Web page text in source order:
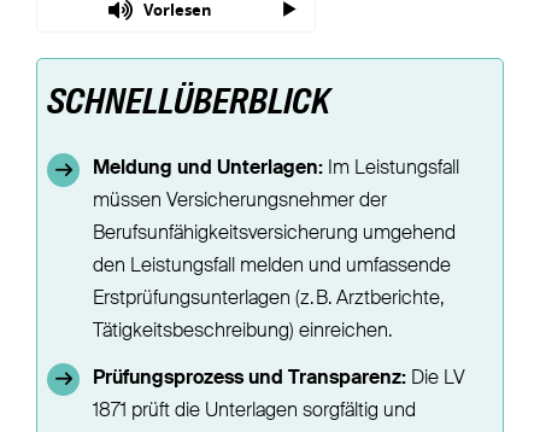
Vorlesen
SCHNELLÜBERBLICK
Meldung und Unterlagen: Im Leistungsfall
müssen Versicherungsnehmer der
Berufsunfähigkeitsversicherung umgehend
den Leistungsfall melden und umfassende
Erstprüfungsunterlagen (z. B. Arztberichte,
Tätigkeitsbeschreibung) einreichen.
Prüfungsprozess und Transparenz: Die LV
1871 prüft die Unterlagen sorgfältig und